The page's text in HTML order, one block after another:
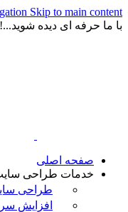
Skip to main content
با ما حرفه ای دیده شوید...! 09358039296 - 09109944867
صفحه اصلی
خدمات طراحی
طراحی
افزایش